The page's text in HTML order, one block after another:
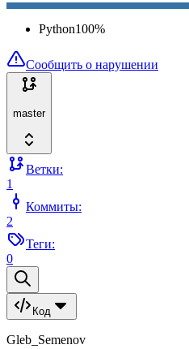
Python100%
Сообщить о нарушении
master
Ветки:
1
Коммиты:
2
Теги:
0
Код
Gleb_Semenov